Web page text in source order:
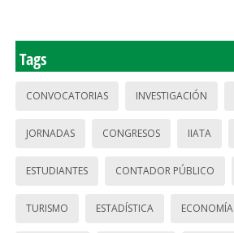
Tags
CONVOCATORIAS INVESTIGACIÓN
JORNADAS CONGRESOS IIATA
ESTUDIANTES CONTADOR PÚBLICO
TURISMO ESTADÍSTICA ECONOMÍA